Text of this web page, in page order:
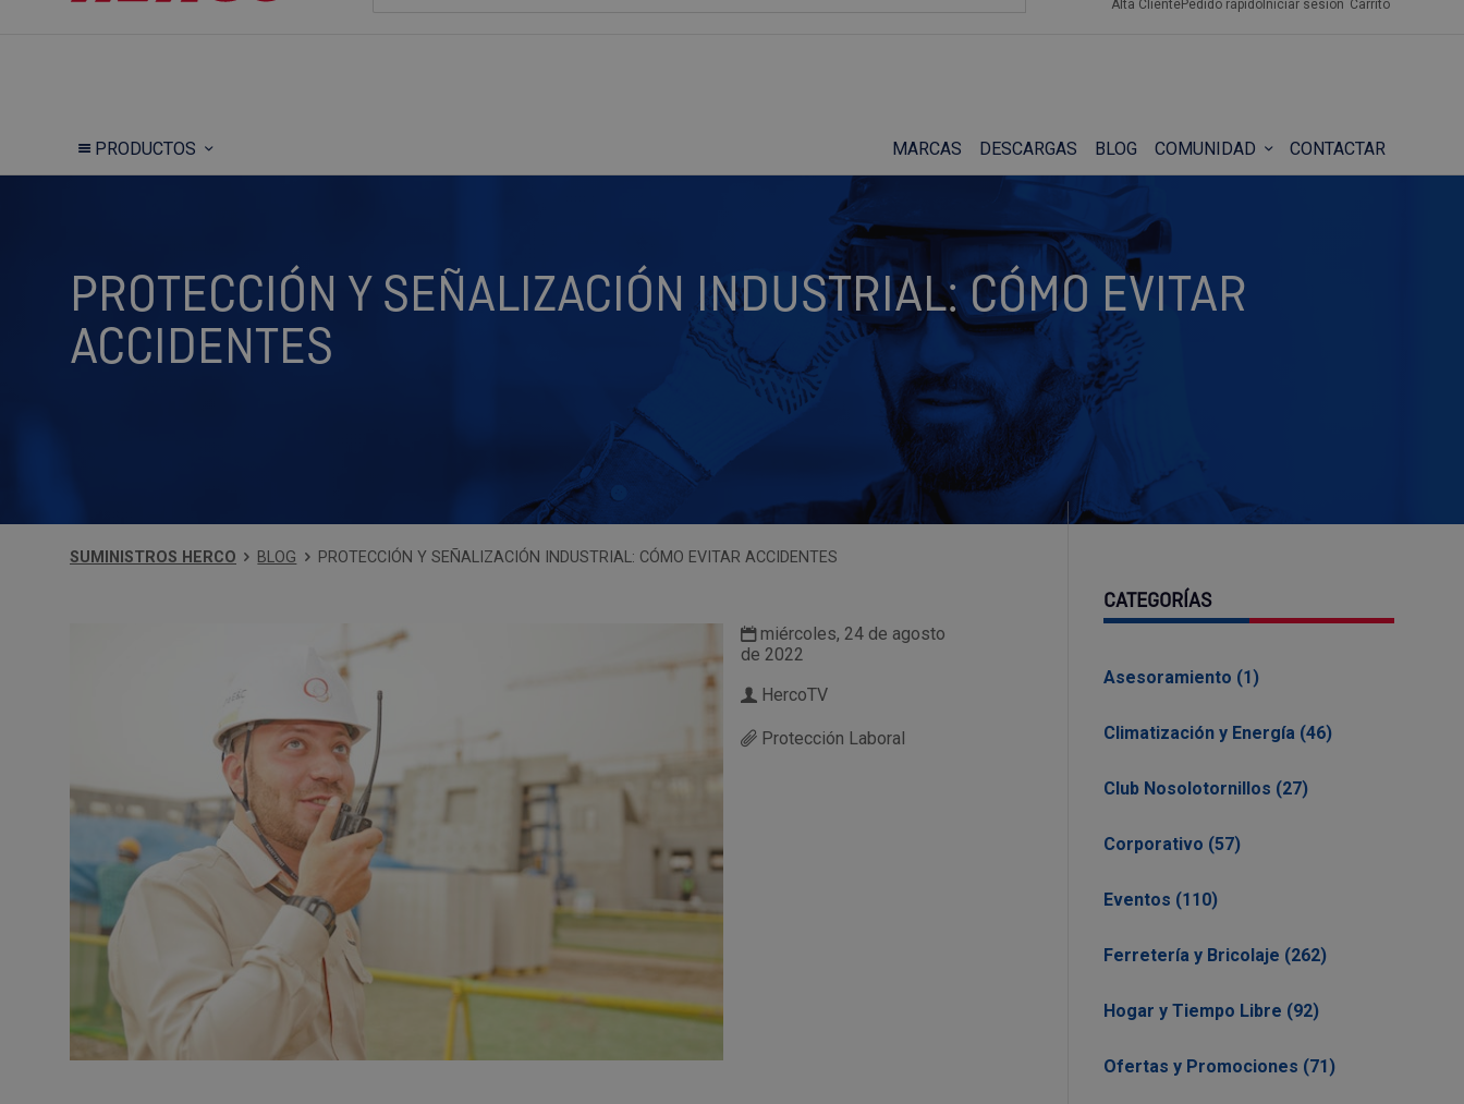
Alta ClientePedido rápido Iniciar sesión Carrito
PRODUCTOS MARCAS DESCARGAS BLOG COMUNIDAD CONTACTAR
PROTECCIÓN Y SEÑALIZACIÓN INDUSTRIAL: CÓMO EVITAR
ACCIDENTES
SUMINISTROS HERCO BLOG PROTECCIÓN Y SEÑALIZACIÓN INDUSTRIAL: CÓMO EVITAR ACCIDENTES
miércoles, 24 de agosto
de 2022
HercoTV
Protección Laboral
CATEGORÍAS
Asesoramiento (1)
Climatización y Energía (46)
Club Nosolotornillos (27)
Corporativo (57)
Eventos (110)
Ferretería y Bricolaje (262)
Hogar y Tiempo Libre (92)
Ofertas y Promociones (71)